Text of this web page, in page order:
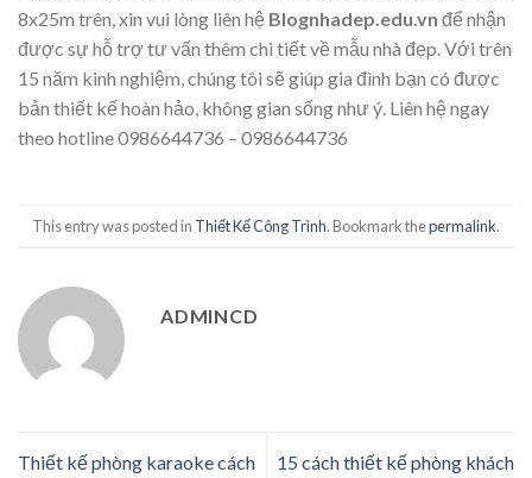
8x25m trên, xin vui lòng liên hệ Blognhadep.edu.vn để nhận
được sự hỗ trợ tư vấn thêm chi tiết về mẫu nhà đẹp. Với trên
15 năm kinh nghiệm, chúng tôi sẽ giúp gia đình bạn có được
bản thiết kế hoàn hảo, không gian sống như ý. Liên hệ ngay
theo hotline 0986644736 – 0986644736
This entry was posted in Thiết Kế Công Trình. Bookmark thepermalink.
ADMINCD
Thiết kế phòng karaoke cách
15 cách thiết kế phòng khách